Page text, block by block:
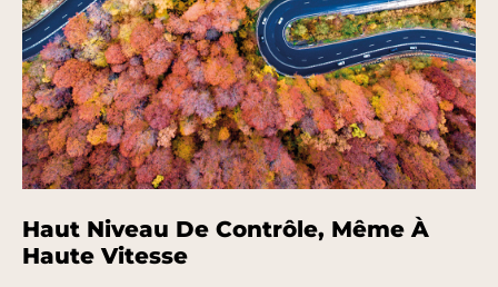
Haut Niveau De Contrôle, Même À
Haute Vitesse